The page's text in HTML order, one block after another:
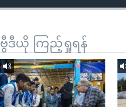
ဗွီဒီယို ကြည့်ရှုရန်